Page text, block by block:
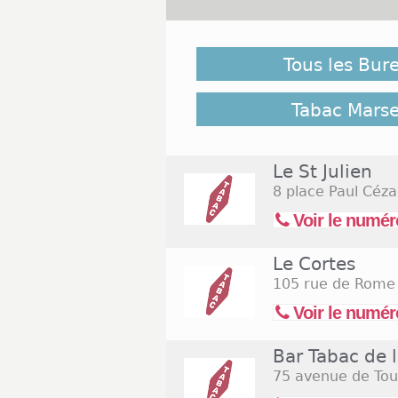
À l'occasion de petites
cigare doit toujours être là.
manquez pas de faire une
près de chez vous. À
buraliste de vous indiquer
diversifier les saveurs pour
pour rechercher les
août 2026
(Assomption)
Tous les
Tabac
Le St Julien
8 place Paul
Voir le
Le Cortes
105 rue de Rome
Voir le
Bar Tabac de
75 avenue de